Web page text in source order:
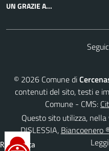
UN GRAZIE A...
© 2026Comune di
contenuti del sito, testi e
Comune - CMS:
Questo sito utilizza, nella
DISLESSIA, Biancoenero
Reimposta